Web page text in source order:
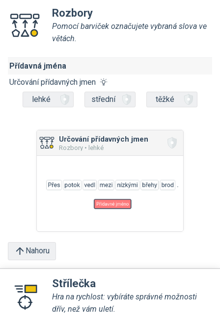
Rozbory
Pomocí barviček označujete vybraná slova ve
větách.
Přídavná jména
Určování přídavných jmen
lehké
střední těžké
Určování přídavných jmen
Rozbory • lehké
Nahoru
Střílečka
Hra na rychlost: vybíráte správné možnosti
dřív, než vám uletí.